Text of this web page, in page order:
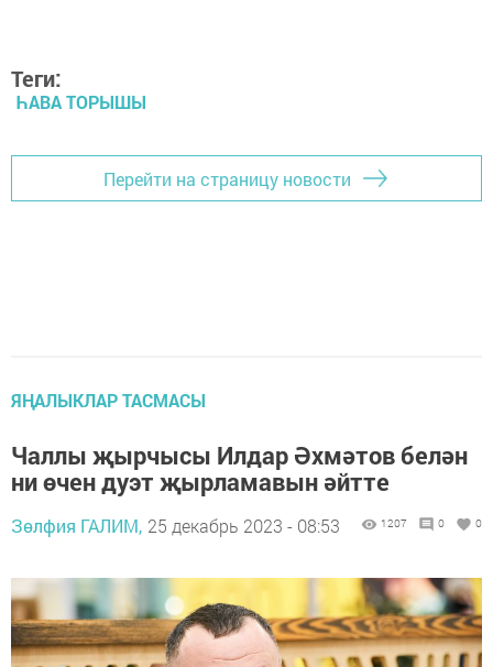
Теги:
ҺАВА ТОРЫШЫ
Перейти на страницу новости
ЯҢАЛЫКЛАР ТАСМАСЫ
Чаллы җырчысы Илдар Әхмәтов белән
ни өчен дуэт җырламавын әйтте
Зөлфия ГАЛИМ, 25 декабрь 2023 - 08:53 1207 0 0